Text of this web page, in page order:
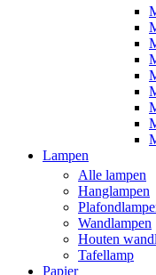
Lampen
Alle lampen
Hanglampen
Wandlampen
Houten
Tafellamp
Papier